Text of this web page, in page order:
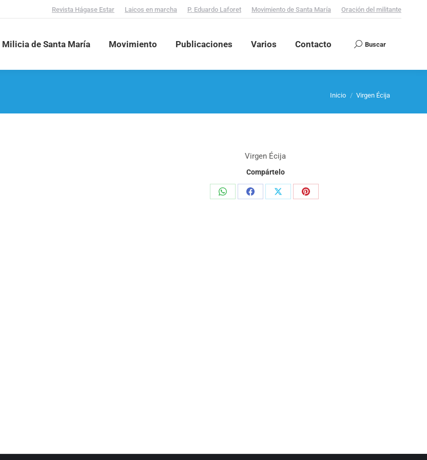
Revista Hágase Estar Laicos en marcha P. Eduardo Laforet Movimiento de Santa María Oración del militante
Milicia de Santa María Movimiento Publicaciones Varios Contacto Search:
Buscar
Estás aquí:
Inicio Virgen Écija
Virgen Écija
Compártelo
Share
Share
Share
Share